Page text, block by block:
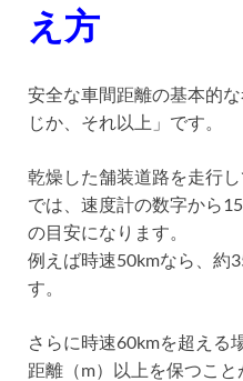
え方
安全な車間距離の基本的
じか、それ以上」です。
乾燥した舗装道路を走行
では、速度計の数字から
の目安になります。
例えば時速50kmなら、約
す。
さらに時速60kmを超える
距離（m）以上を保つこと